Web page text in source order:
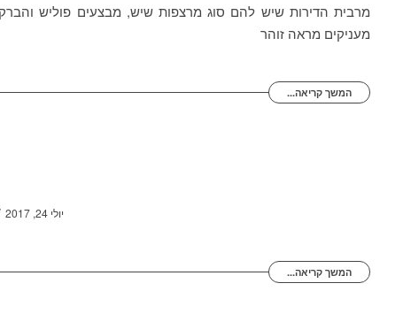
מרבית הדירות שיש להם סוג מרצפות שיש, מבצעים פוליש
מעניקים מראה זוהר
המשך קריאה...
יולי 24, 2017
המשך קריאה...